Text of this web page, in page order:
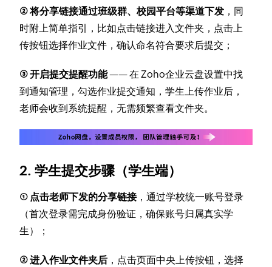
② 将分享链接通过班级群、校园平台等渠道下发 ，同
时附上简单指引，比如点击链接进入文件夹，点击上
传按钮选择作业文件，确认命名符合要求后提交；
③ 开启提交提醒功能—— 在 Zoho企业云盘设置中找
到通知管理，勾选作业提交通知，学生上传作业后，
老师会收到系统提醒，无需频繁查看文件夹。
2. 学生提交步骤（学生端）
① 点击老师下发的分享链接，通过学校统一账号登录
（首次登录需完成身份验证，确保账号归属真实学
生）；
② 进入作业文件夹后 ，点击页面中央上传按钮，选择